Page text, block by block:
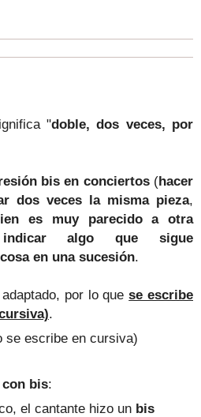
"doble, dos veces, por
bis en conciertos(hacer
dos veces la misma pieza,
es muy parecido a otra
indicar algo que sigue
en una sucesión.
por lo quese escribe
.
se escribe en cursiva)
con bis:
el cantante hizo un bis